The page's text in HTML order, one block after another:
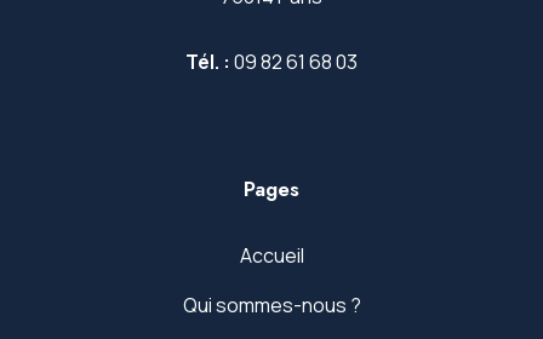
Tél. : 09 82 61 68 03
Pages
Accueil
Qui sommes-nous ?